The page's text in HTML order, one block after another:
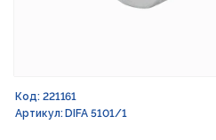
Код: 221161
Артикул: DIFA 5101/1